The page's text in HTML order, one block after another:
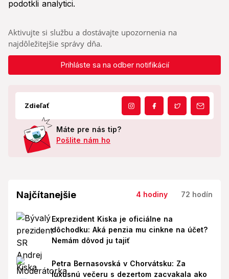
podotkli analytici.
Aktivujte si službu a dostávajte upozornenia na
najdôležitejšie správy dňa.
Prihláste sa na odber notifikácií
Zdieľať
Máte pre nás tip?
Pošlite nám ho
Najčítanejšie 4 hodiny 72 hodín
Exprezident Kiska je oficiálne na
dôchodku: Aká penzia mu cinkne na účet?
Nemám dôvod ju tajiť
Petra Bernasovská v Chorvátsku: Za
luxusnú večeru s dezertom zacvakala ako